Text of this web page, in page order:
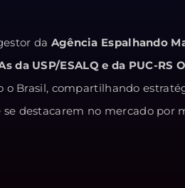
da Agência Espalhando
da USP/ESALQ e da PUC-RS
Brasil, compartilhando
destacarem no mercado por